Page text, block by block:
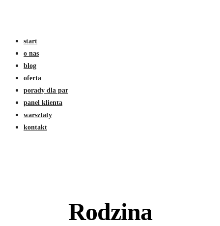
start
o nas
blog
oferta
porady dla par
panel klienta
warsztaty
kontakt
Rodzina